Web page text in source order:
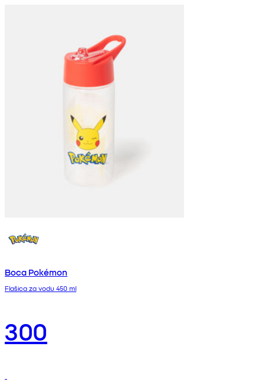
Boca Pokémon
Flašica za vodu 450 ml
300